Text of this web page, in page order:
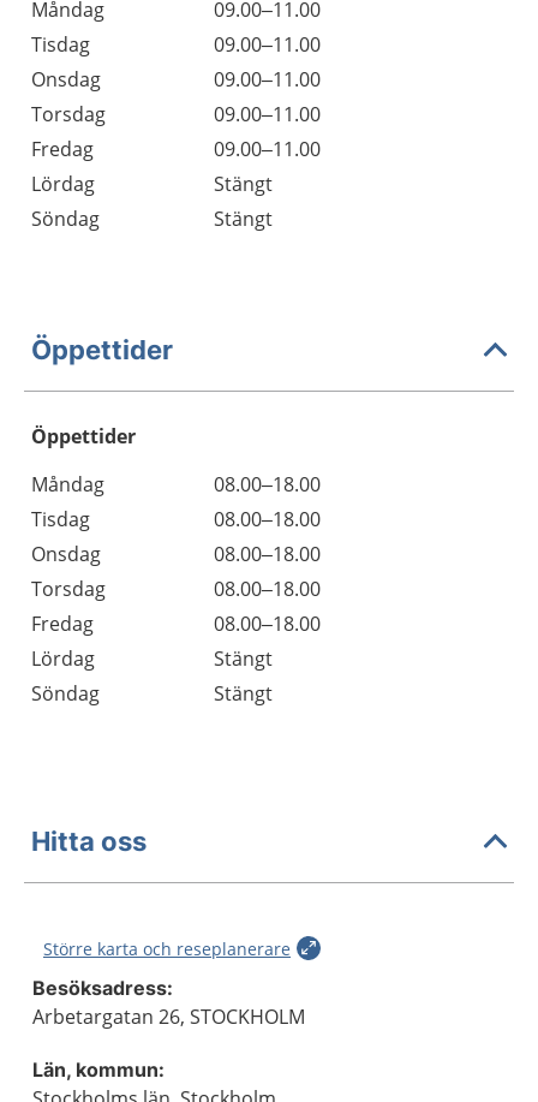
Måndag
09.00–11.00
Tisdag
09.00–11.00
Onsdag
09.00–11.00
Torsdag
09.00–11.00
Fredag
09.00–11.00
Lördag
Stängt
Söndag
Stängt
Öppettider
Öppettider
Dag
Öppettider
Kommentarer
Måndag
08.00–18.00
Tisdag
08.00–18.00
Onsdag
08.00–18.00
Torsdag
08.00–18.00
Fredag
08.00–18.00
Lördag
Stängt
Söndag
Stängt
Hitta oss
Större karta och reseplanerare
Besöksadress:
Arbetargatan 26, STOCKHOLM
Län, kommun: